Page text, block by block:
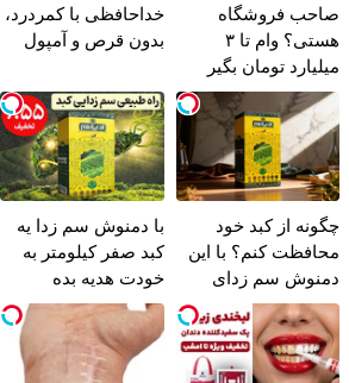
صاحب فروشگاه
هستی؟ وام تا ۳
میلیارد تومان بگیر
خداحافظی با کمردرد،
بدون قرص و آمپول
چگونه از کبد خود
محافظت کنم؟ با این
دمنوش سم زدای
گیاهی
با دمنوش سم زدا یه
کبد صفر کیلومتر به
خودت هدیه بده